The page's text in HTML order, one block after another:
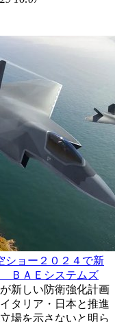
ショー２０２４で新
ＢＡＥシステムズ
新しい防衛強化計画
タリア・日本と推進
場を示さないと明ら